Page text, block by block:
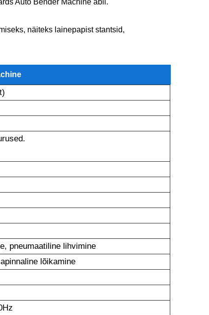
näiteks lainepapist stantsid,
pneumaatiline lihvimine
lõikamine